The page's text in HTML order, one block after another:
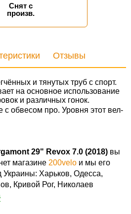
Снят с
произв.
Отзывы
и тянутых труб с спорт.
на основное использование
и различных гонок.
с обвесом про. Уровня этот вел-
29" Revox 7.0 (2018) вы
магазине 200velo и мы его
Украины: Харьков, Одесса,
Кривой Рог, Николаев